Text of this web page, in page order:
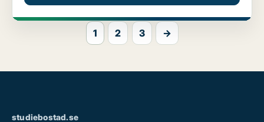
1 2 3 →
studiebostad.se